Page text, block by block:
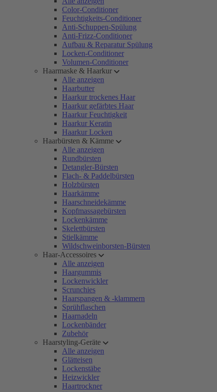
Color-Conditioner
Feuchtigkeits-Conditioner
Anti-Schuppen-Spülung
Anti-Frizz-Conditioner
Aufbau & Reparatur Spülung
Locken-Conditioner
Volumen-Conditioner
Haarmaske & Haarkur
Alle anzeigen
Haarbutter
Haarkur trockenes Haar
Haarkur gefärbtes Haar
Haarkur Feuchtigkeit
Haarkur Keratin
Haarkur Locken
Haarbürsten & Kämme
Alle anzeigen
Rundbürsten
Detangler-Bürsten
Flach- & Paddelbürsten
Holzbürsten
Haarkämme
Haarschneidekämme
Kopfmassagebürsten
Lockenkämme
Skelettbürsten
Stielkämme
Wildschweinborsten-Bürsten
Haar-Accessoires
Alle anzeigen
Haargummis
Lockenwickler
Scrunchies
Haarspangen & -klammern
Sprühflaschen
Haarnadeln
Lockenbänder
Zubehör
Haarstyling-Geräte
Alle anzeigen
Glätteisen
Lockenstäbe
Heizwickler
Haartrockner